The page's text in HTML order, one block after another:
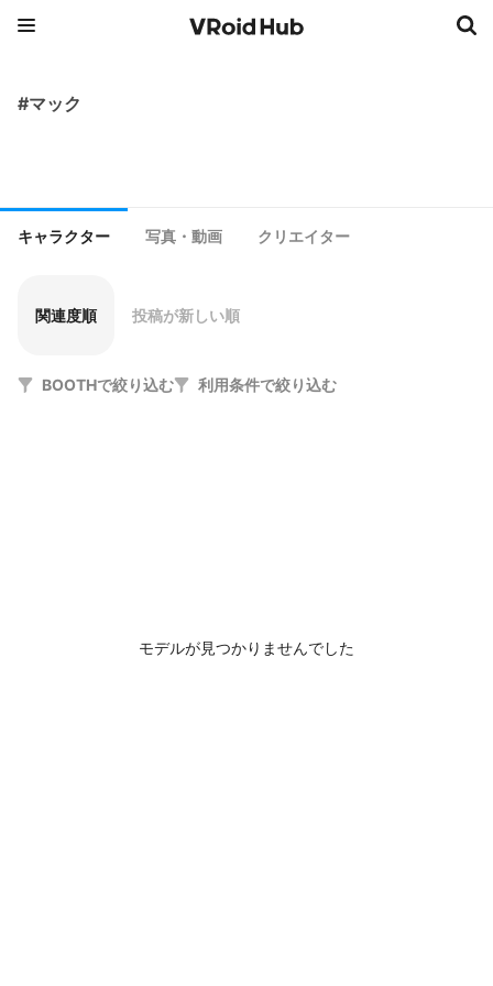
#マック
キャラクター 写真・動画 クリエイター
関連度順 投稿が新しい順
BOOTHで絞り込む 利用条件で絞り込む
モデルが見つかりませんでした